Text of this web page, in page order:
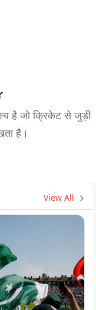
है जो क्रिकेट से जुड़ी
है।
View All